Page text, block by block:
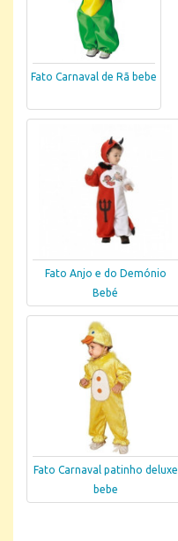
Fato Carnaval de Rã bebe
Fato Anjo e do Demónio
Bebé
Fato Carnaval patinho deluxe
bebe